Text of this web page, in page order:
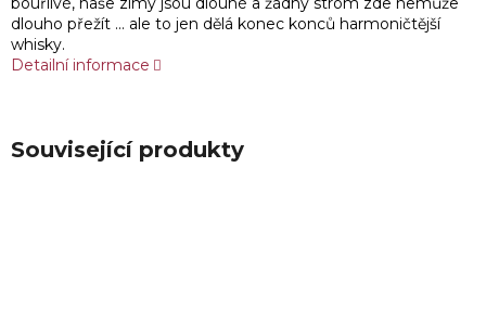
dlouho přežít ... ale to jen dělá konec konců harmoničtější
whisky.
Detailní informace
Související produkty